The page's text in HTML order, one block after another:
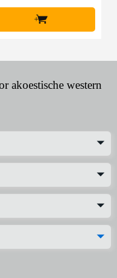
+
akoestische western